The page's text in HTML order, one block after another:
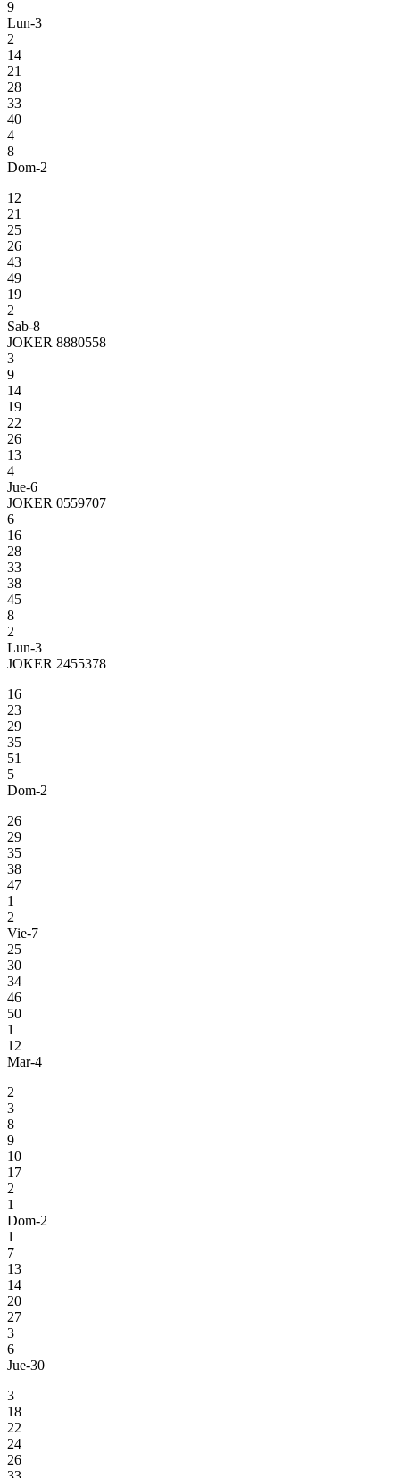
9
Lun-3
2
14
21
28
33
40
4
8
Dom-2
12
21
25
26
43
49
19
2
Sab-8
JOKER 8880558
3
9
14
19
22
26
13
4
Jue-6
JOKER 0559707
6
16
28
33
38
45
8
2
Lun-3
JOKER 2455378
16
23
29
35
51
5
Dom-2
26
29
35
38
47
1
2
Vie-7
25
30
34
46
50
1
12
Mar-4
2
3
8
9
10
17
2
1
Dom-2
1
7
13
14
20
27
3
6
Jue-30
3
18
22
24
26